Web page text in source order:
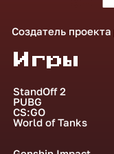
Создатель проекта
Игры
StandOff 2
PUBG
CS:GO
World of Tanks